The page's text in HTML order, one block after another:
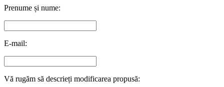
Prenume și nume:
E-mail:
Vă rugăm să descrieți modificarea propusă: